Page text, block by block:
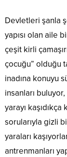
Devletleri şanla
yapısı olan aile
çeşit kirli
çocuğu” olduğu
inadına konuyu
insanları
yarayı kaşıdıkça
sorularıyla gizli
yaraları
antrenmanları